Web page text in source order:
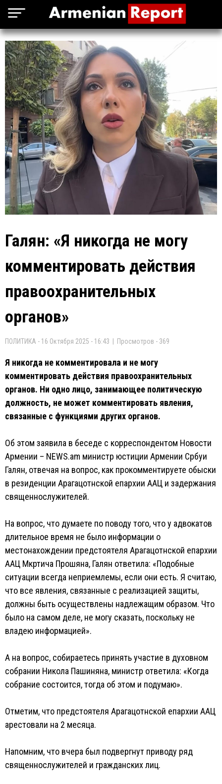
Галян: «Я никогда не могу
комментировать действия
правоохранительных
органов»
ПОЛИТИКА - 16 Октября 2025 - 16:43 | Просмотров - 369
Я никогда не комментировала и не могу
комментировать действия правоохранительных
органов. Ни одно лицо, занимающее политическую
должность, не может комментировать явления,
связанные с функциями других органов.
Об этом заявила в беседе с корреспондентом Новости
Армении – NEWS.am министр юстиции Армении Србуи
Галян, отвечая на вопрос, как прокомментируете обыски
в резиденции Арагацотнской епархии ААЦ и задержания
священнослужителей.
На вопрос, что думаете по поводу того, что у адвокатов
длительное время не было информации о
местонахождении предстоятеля Арагацотнской епархии
ААЦ Мкртича Прошяна, Галян ответила: «Подобные
ситуации всегда неприемлемы, если они есть. Я считаю,
что все явления, связанные с реализацией защиты,
должны быть осуществлены надлежащим образом. Что
было на самом деле, не могу сказать, поскольку не
владею информацией».
А на вопрос, собираетесь принять участие в духовном
собрании Никола Пашиняна, министр ответила: «Когда
собрание состоится, тогда об этом и подумаю».
Отметим, что предстоятеля Арагацотнской епархии ААЦ
арестовали на 2 месяца.
Напомним, что вчера был подвергнут приводу ряд
священнослужителей и гражданских лиц.